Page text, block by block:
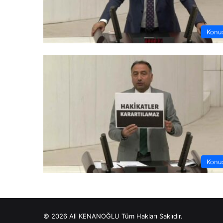
© 2026 Ali KENANOĞLU Tüm Hakları Saklıdır.